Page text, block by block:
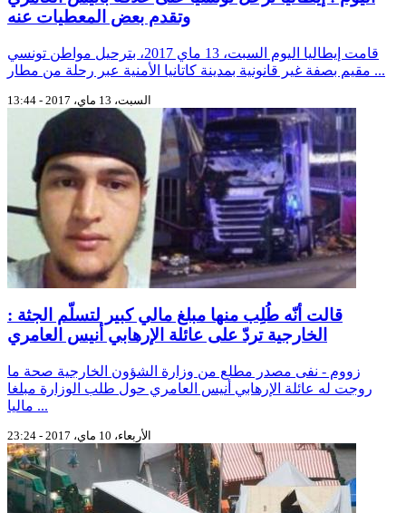
وتقدم بعض المعطيات عنه
قامت إيطاليا اليوم السبت، 13 ماي 2017، بترحيل مواطن تونسي
مقيم بصفة غير قانونية بمدينة كاتانيا الأمنية عبر رحلة من مطار ...
السبت، 13 ماي، 2017 - 13:44
قالت أنّه طُلِب منها مبلغ مالي كبير لتسلّم الجثة :
الخارجية تردّ على عائلة الإرهابي أنيس العامري
زووم - نفى مصدر مطلع من وزارة الشؤون الخارجية صحة ما
روجت له عائلة الإرهابي أنيس العامري حول طلب الوزارة مبلغا
ماليا ...
الأربعاء، 10 ماي، 2017 - 23:24